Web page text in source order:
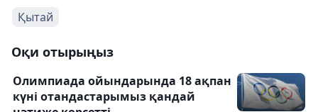
Қытай
Оқи отырыңыз
Олимпиада ойындарында 18 ақпан
күні отандастарымыз қандай